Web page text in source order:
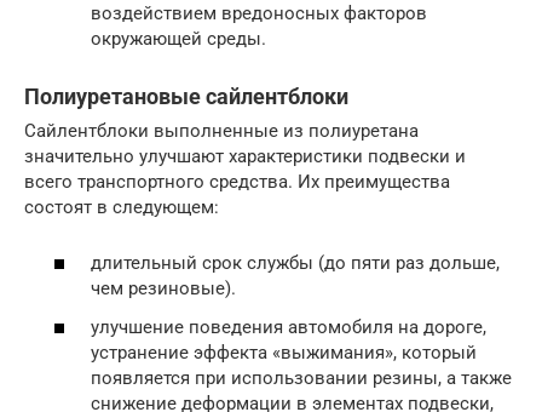
воздействием вредоносных факторов
окружающей среды.
Полиуретановые сайлентблоки
Сайлентблоки выполненные из полиуретана
значительно улучшают характеристики подвески и
всего транспортного средства. Их преимущества
состоят в следующем:
длительный срок службы (до пяти раз дольше,
чем резиновые).
улучшение поведения автомобиля на дороге,
устранение эффекта «выжимания», который
появляется при использовании резины, а также
снижение деформации в элементах подвески,